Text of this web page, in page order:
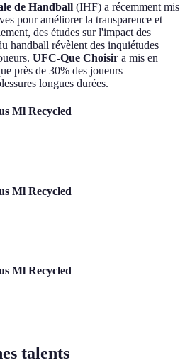
de Handball (IHF) a récemment mis
pour améliorer la transparence et
des études sur l'impact des
handball révèlent des inquiétudes
UFC-Que Choisir a mis en
près de 30% des joueurs
longues durées.
Ml Recycled
Ml Recycled
Ml Recycled
talents